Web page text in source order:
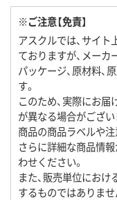
※ご注意【免責】
アスクルでは、サイ
ておりますが、メーカ
パッケージ、原材料、
す。
このため、実際にお
が異なる場合がござ
商品の商品ラベルや
さらに詳細な商品情
わせください。
また、販売単位におけ
するものではありませ